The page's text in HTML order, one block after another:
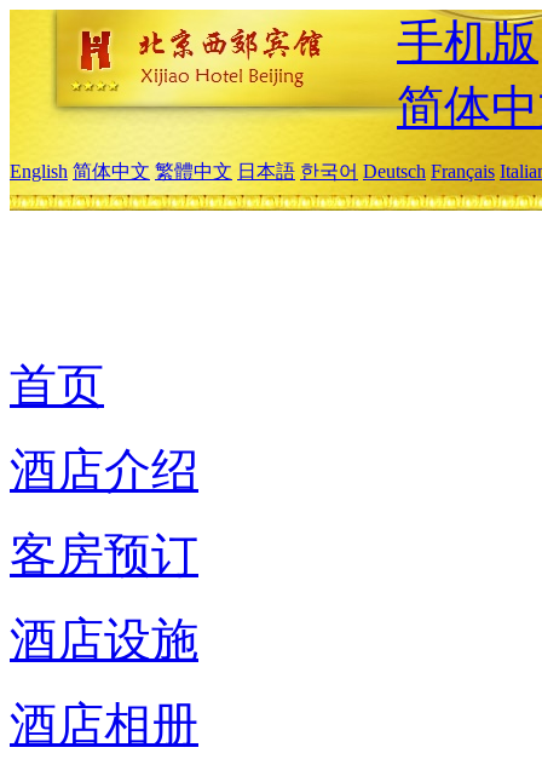
手机版
简体
English 简体中文 繁體中文 日本語 한국어 Deutsch Français
首页
酒店介绍
客房预订
酒店设施
酒店相册